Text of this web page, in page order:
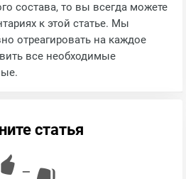
состава, то вы всегда можете
к этой статье. Мы
отреагировать на каждое
все необходимые
статья
—